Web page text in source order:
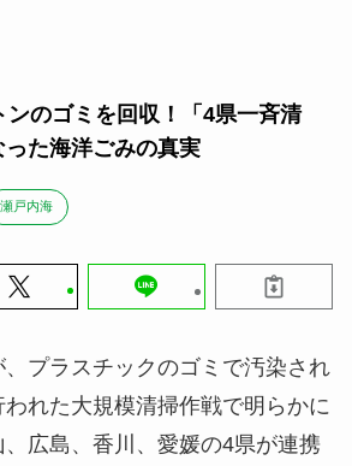
ンのゴミを回収！「4県一斉清
た海洋ごみの真実
瀬戸内海
プラスチックのゴミで汚染され
れた大規模清掃作戦で明らかに
広島、香川、愛媛の4県が連携